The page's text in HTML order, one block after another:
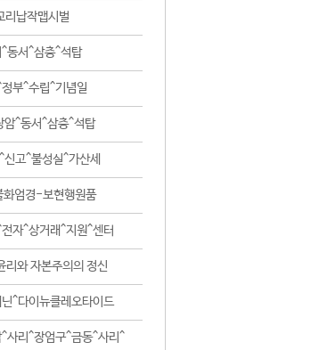
리납작맵시벌
동서^삼층^석탑
부^수립^기념일
암^동서^삼층^석탑
고^불성실^가산세
화엄경-보현행원품
자^상거래^지원^센터
리와 자본주의의 정신
^다이뉴클레오타이드
사리^장엄구^금동^사리^